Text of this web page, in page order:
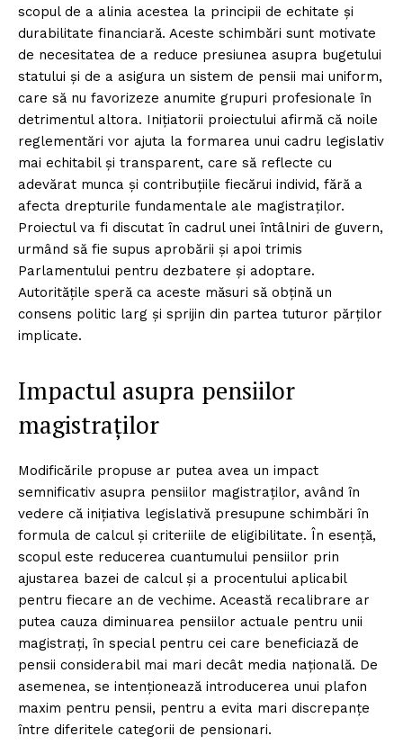
scopul de a alinia acestea la principii de echitate și
durabilitate financiară. Aceste schimbări sunt motivate
de necesitatea de a reduce presiunea asupra bugetului
statului și de a asigura un sistem de pensii mai uniform,
care să nu favorizeze anumite grupuri profesionale în
detrimentul altora. Inițiatorii proiectului afirmă că noile
reglementări vor ajuta la formarea unui cadru legislativ
mai echitabil și transparent, care să reflecte cu
adevărat munca și contribuțiile fiecărui individ, fără a
afecta drepturile fundamentale ale magistraților.
Proiectul va fi discutat în cadrul unei întâlniri de guvern,
urmând să fie supus aprobării și apoi trimis
Parlamentului pentru dezbatere și adoptare.
Autoritățile speră ca aceste măsuri să obțină un
consens politic larg și sprijin din partea tuturor părților
implicate.
Impactul asupra pensiilor
magistraților
Modificările propuse ar putea avea un impact
semnificativ asupra pensiilor magistraților, având în
vedere că inițiativa legislativă presupune schimbări în
formula de calcul și criteriile de eligibilitate. În esență,
scopul este reducerea cuantumului pensiilor prin
ajustarea bazei de calcul și a procentului aplicabil
pentru fiecare an de vechime. Această recalibrare ar
putea cauza diminuarea pensiilor actuale pentru unii
magistrați, în special pentru cei care beneficiază de
pensii considerabil mai mari decât media națională. De
asemenea, se intenționează introducerea unui plafon
maxim pentru pensii, pentru a evita mari discrepanțe
între diferitele categorii de pensionari.